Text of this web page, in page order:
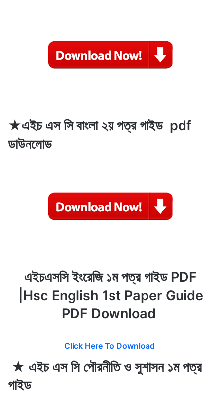
★এইচ এস সি বাংলা ২য় পত্র গাইড pdf
ডাউনলোড
এইচএসসি ইংরেজি ১ম পত্র গাইড PDF
|Hsc English 1st Paper Guide
PDF Download
Click Here To Download
★ এইচ এস সি পৌরনীতি ও সুশাসন ১ম পত্র
গাইড